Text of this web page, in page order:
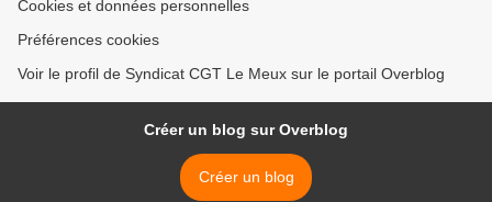
Cookies et données personnelles
Préférences cookies
Voir le profil de Syndicat CGT Le Meux sur le portail Overblog
Créer un blog sur Overblog
Créer un blog